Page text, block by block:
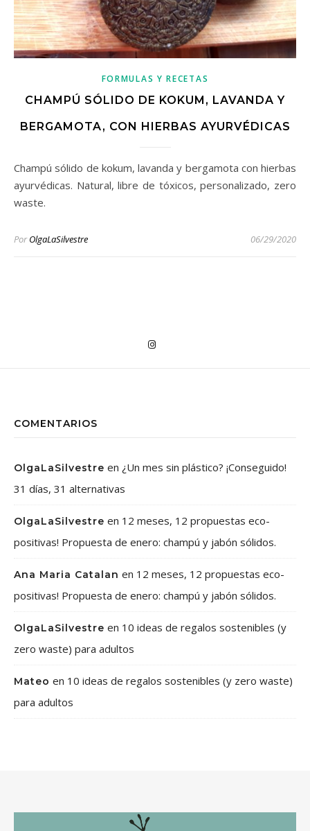
FORMULAS Y RECETAS
CHAMPÚ SÓLIDO DE KOKUM, LAVANDA Y
BERGAMOTA, CON HIERBAS AYURVÉDICAS
Champú sólido de kokum, lavanda y bergamota con hierbas
ayurvédicas. Natural, libre de tóxicos, personalizado, zero
waste.
Por OlgaLaSilvestre 06/29/2020
COMENTARIOS
OlgaLaSilvestre en ¿Un mes sin plástico? ¡Conseguido!
31 días, 31 alternativas
OlgaLaSilvestre en 12 meses, 12 propuestas eco-
positivas! Propuesta de enero: champú y jabón sólidos.
Ana Maria Catalan en 12 meses, 12 propuestas eco-
positivas! Propuesta de enero: champú y jabón sólidos.
OlgaLaSilvestre en 10 ideas de regalos sostenibles (y
zero waste) para adultos
Mateo en 10 ideas de regalos sostenibles (y zero waste)
para adultos